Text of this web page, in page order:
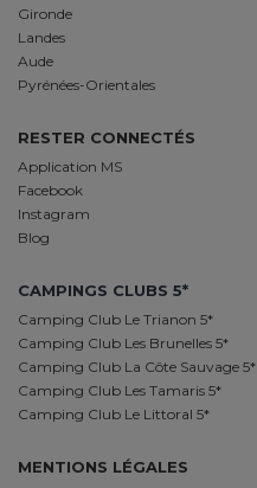
Gironde
Landes
Aude
Pyrénées-Orientales
RESTER CONNECTÉS
Application MS
Facebook
Instagram
Blog
CAMPINGS CLUBS 5*
Camping Club Le Trianon 5*
Camping Club Les Brunelles 5*
Camping Club La Côte Sauvage 5*
Camping Club Les Tamaris 5*
Camping Club Le Littoral 5*
MENTIONS LÉGALES